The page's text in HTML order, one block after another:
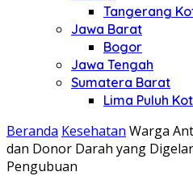
Tangerang
Jawa Barat
Bogor
Jawa Tengah
Sumatera Barat
Lima Puluh
Beranda Kesehatan Warga
dan Donor Darah yang
Pengubuan